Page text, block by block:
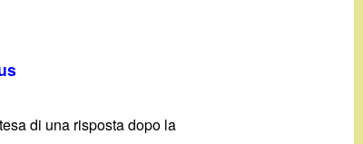
di una risposta dopo la